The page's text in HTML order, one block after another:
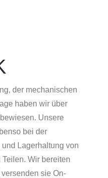
der mechanischen
haben wir über
Unsere
bei der
Lagerhaltung von
Wir bereiten
sie On-